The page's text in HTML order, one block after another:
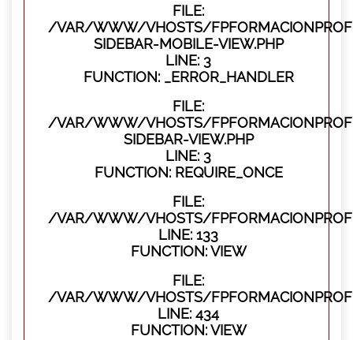
FILE:
/VAR/WWW/VHOSTS/
SIDEBAR-MOBILE-VIEW.PHP
LINE: 3
FUNCTION: _ERROR_HANDLER
FILE:
/VAR/WWW/VHOSTS/
SIDEBAR-VIEW.PHP
LINE: 3
FUNCTION: REQUIRE_ONCE
FILE:
/VAR/WWW/VHOSTS/
LINE: 133
FUNCTION: VIEW
FILE:
/VAR/WWW/VHOSTS/
LINE: 434
FUNCTION: VIEW